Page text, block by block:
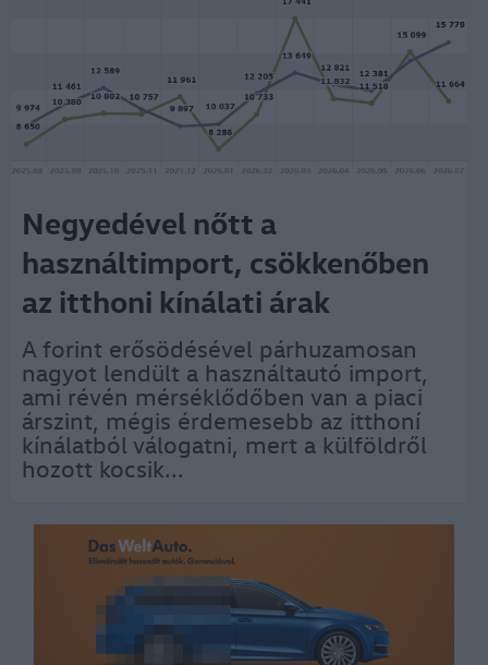
Negyedével nőtt a
használtimport, csökkenőben
az itthoni kínálati árak
A forint erősödésével párhuzamosan
nagyot lendült a használtautó import,
ami révén mérséklődőben van a piaci
árszint, mégis érdemesebb az itthoní
kínálatból válogatni, mert a külföldről
hozott kocsik...